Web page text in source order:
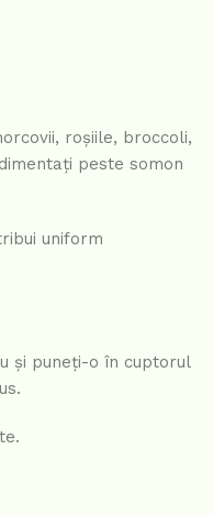
roșiile, broccoli,
peste somon
uniform
și puneți-o în cuptorul